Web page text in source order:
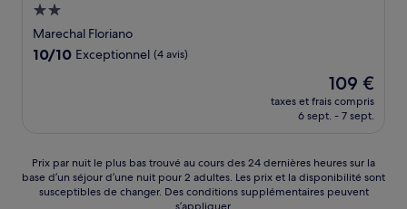
Hébergement
2.0 étoiles
Marechal Floriano
10.0
10/10 Exceptionnel (4 avis)
Le
nouveau
prix
109 €
109 €
taxes et frais compris
6 sept. - 7 sept.
Prix
par
nuit
Prix par nuit le plus bas trouvé au cours des 24 dernières heures sur la
base d’un séjour d’une nuit pour 2 adultes. Les prix et la disponibilité sont
susceptibles de changer. Des conditions supplémentaires peuvent